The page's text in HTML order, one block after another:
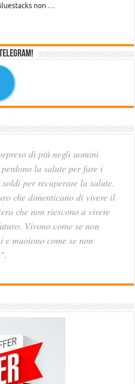
non …
di più negli uomini
la salute per fare i
per recuperare la salute.
che dimenticano di vivere il
che non riescono a vivere
Vivono come se non
e muoiono come se non